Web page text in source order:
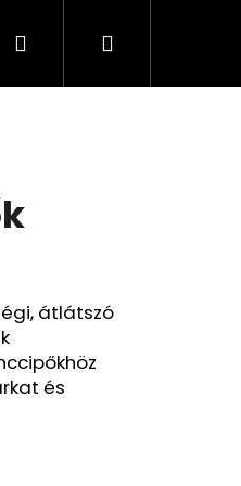
A személyes adatok
Bejelentkezés
Kosár
átlátszó
és